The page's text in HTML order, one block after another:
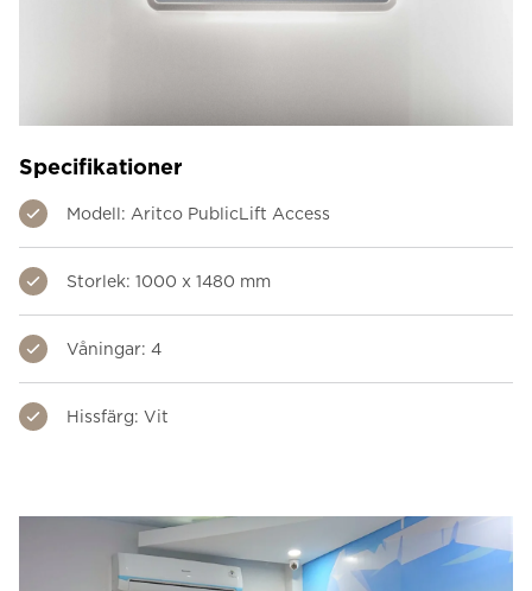
Specifikationer
Modell: Aritco PublicLift Access
Storlek: 1000 x 1480 mm
Våningar: 4
Hissfärg: Vit